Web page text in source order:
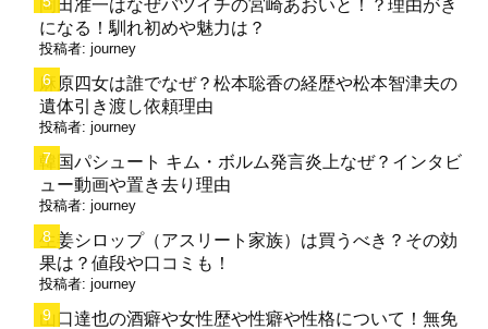
岡田准一はなぜバツイチの宮崎あおいと！？理由がき
になる！馴れ初めや魅力は？
投稿者: journey
麻原四女は誰でなぜ？松本聡香の経歴や松本智津夫の
遺体引き渡し依頼理由
投稿者: journey
韓国パシュート キム・ボルム発言炎上なぜ？インタビ
ュー動画や置き去り理由
投稿者: journey
生姜シロップ（アスリート家族）は買うべき？その効
果は？値段や口コミも！
投稿者: journey
山口達也の酒癖や女性歴や性癖や性格について！無免